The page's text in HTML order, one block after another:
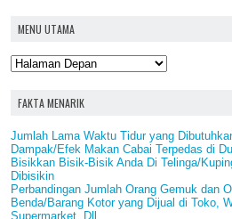
MENU UTAMA
FAKTA MENARIK
Jumlah Lama Waktu Tidur yang
Dampak/Efek Makan Cabai Terpedas di
Bisikkan Bisik-Bisik Anda Di Telinga/
Dibisikin
Perbandingan Jumlah Orang Gemuk dan
Benda/Barang Kotor yang Dijual di Toko,
Supermarket, Dll